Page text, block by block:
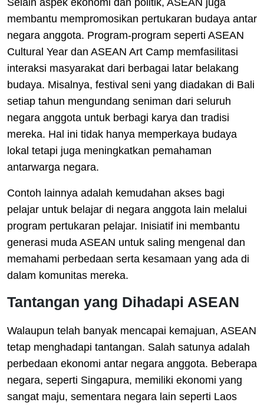
Selain aspek ekonomi dan politik, ASEAN juga
membantu mempromosikan pertukaran budaya antar
negara anggota. Program-program seperti ASEAN
Cultural Year dan ASEAN Art Camp memfasilitasi
interaksi masyarakat dari berbagai latar belakang
budaya. Misalnya, festival seni yang diadakan di Bali
setiap tahun mengundang seniman dari seluruh
negara anggota untuk berbagi karya dan tradisi
mereka. Hal ini tidak hanya memperkaya budaya
lokal tetapi juga meningkatkan pemahaman
antarwarga negara.
Contoh lainnya adalah kemudahan akses bagi
pelajar untuk belajar di negara anggota lain melalui
program pertukaran pelajar. Inisiatif ini membantu
generasi muda ASEAN untuk saling mengenal dan
memahami perbedaan serta kesamaan yang ada di
dalam komunitas mereka.
Tantangan yang Dihadapi ASEAN
Walaupun telah banyak mencapai kemajuan, ASEAN
tetap menghadapi tantangan. Salah satunya adalah
perbedaan ekonomi antar negara anggota. Beberapa
negara, seperti Singapura, memiliki ekonomi yang
sangat maju, sementara negara lain seperti Laos